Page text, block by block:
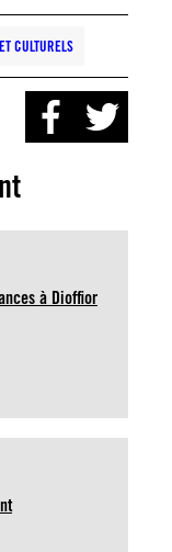
CULTURELS
à Dioffior